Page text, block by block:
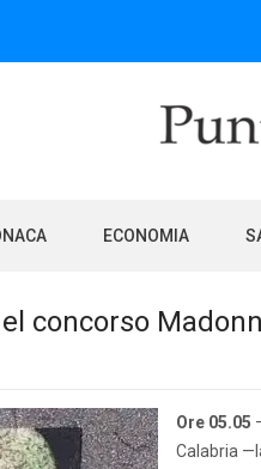
ECONOMIA
concorso
Ore 05.05
Calabria